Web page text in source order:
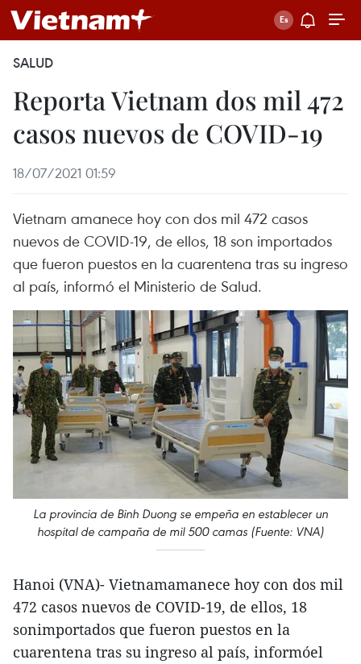
SALUD
Reporta Vietnam dos mil 472
casos nuevos de COVID-19
18/07/2021 01:59
Vietnam amanece hoy con dos mil 472 casos
nuevos de COVID-19, de ellos, 18 son importados
que fueron puestos en la cuarentena tras su ingreso
al país, informó el Ministerio de Salud.
La provincia de Binh Duong se empeña en establecer un
hospital de campaña de mil 500 camas (Fuente: VNA)
Hanoi (VNA)- Vietnamamanece hoy con dos mil
472 casos nuevos de COVID-19, de ellos, 18
sonimportados que fueron puestos en la
cuarentena tras su ingreso al país, informóel